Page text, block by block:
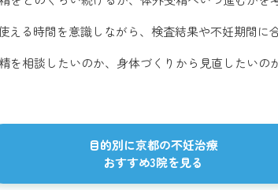
る時間を意識しながら、検査結果や不妊期間に
を相談したいのか、身体づくりから見直したい
目的別に京都の不妊治療
おすすめ3院を見る